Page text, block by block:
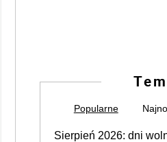
Popularne
Sierpień 2026: dni